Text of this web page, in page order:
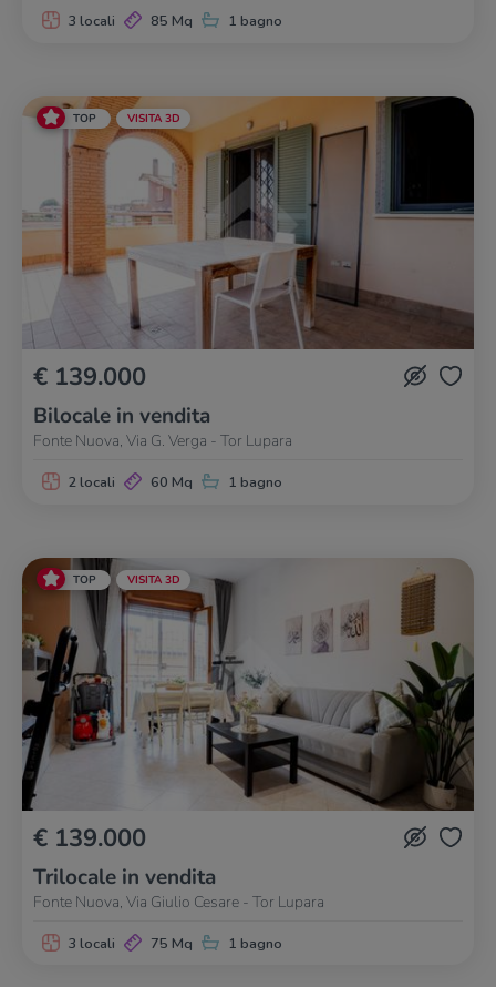
3 locali 85 Mq 1 bagno
TOP VISITA 3D
€ 139.000
Bilocale in vendita
Fonte Nuova, Via G. Verga - Tor Lupara
2 locali 60 Mq 1 bagno
TOP VISITA 3D
€ 139.000
Trilocale in vendita
Fonte Nuova, Via Giulio Cesare - Tor Lupara
3 locali 75 Mq 1 bagno